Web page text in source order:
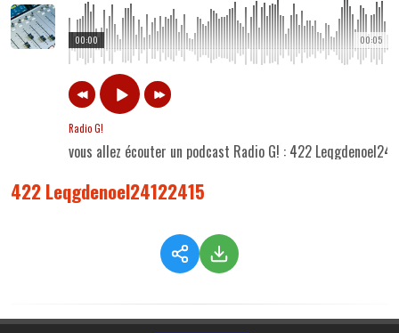
00:05
00:00
Radio G!
vous allez écouter un podcast Radio G! : 422
422 Leqgdenoel24122415